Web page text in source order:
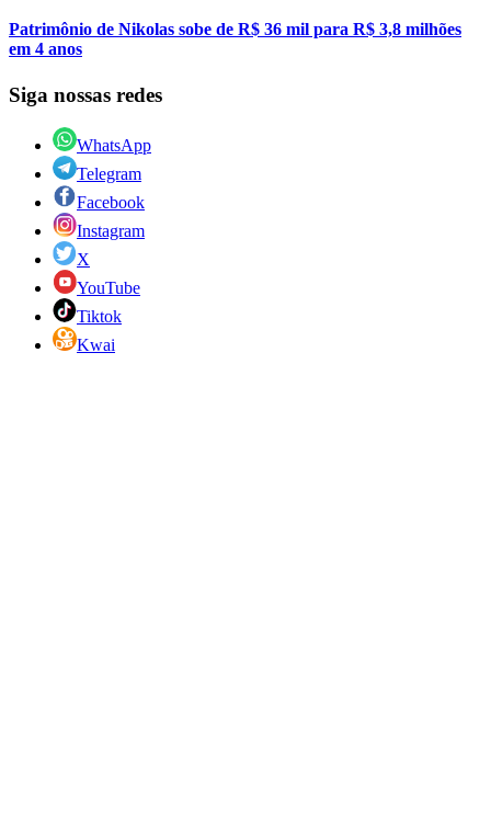
Patrimônio de Nikolas sobe de R$ 36 mil para R$ 3,8 milhões
em 4 anos
Siga nossas redes
WhatsApp
Telegram
Facebook
Instagram
X
YouTube
Tiktok
Kwai